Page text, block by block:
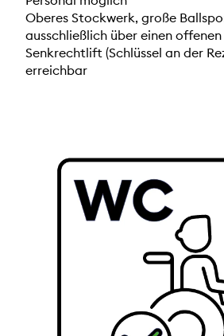
Oberes Stockwerk, große
ausschließlich über einen
Senkrechtlift (Schlüssel an der
erreichbar